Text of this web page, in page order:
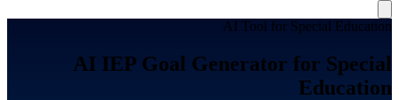
AI Tool for Special Education
AI IEP Goal Generator for Special
Education